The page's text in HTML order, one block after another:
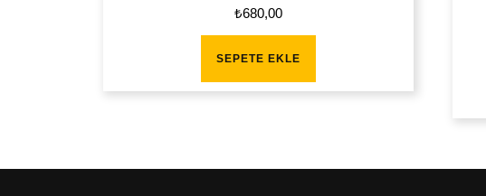
₺680,00
SEPETE EKLE